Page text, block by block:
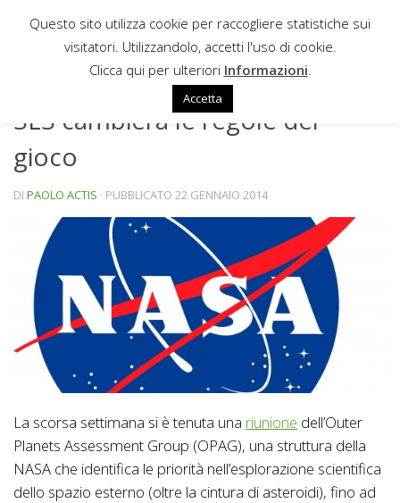
Sotto il contenuto
SLS cambierà le regole del
gioco
DI PAOLO ACTIS · PUBBLICATO 22 GENNAIO 2014
La scorsa settimana si è tenuta una riunione dell’Outer
Planets Assessment Group (OPAG), una struttura della
NASA che identifica le priorità nell’esplorazione scientifica
dello spazio esterno (oltre la cintura di asteroidi), fino ad
Questo sito utilizza cookie per raccogliere statistiche sui
visitatori. Utilizzandolo, accetti l'uso di cookie.
Clicca qui per ulteriori Informazioni
Accetta